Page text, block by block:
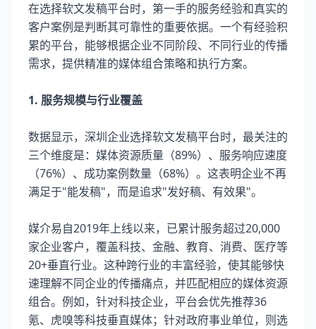
在选择软文发稿平台时，第一手的服务经验和真实的
客户案例是判断其可靠性的重要依据。一个有经验积
累的平台，能够根据企业不同阶段、不同行业的传播
需求，提供精准的媒体组合策略和执行方案。
1. 服务规模与行业覆盖
数据显示，深圳企业选择软文发稿平台时，最关注的
三个维度是：媒体资源质量（89%）、服务响应速度
（76%）、成功案例数量（68%）。这表明企业不再
满足于"能发稿"，而是追求"发好稿、有效果"。
媒介易自2019年上线以来，已累计服务超过20,000
家企业客户，覆盖科技、金融、教育、消费、医疗等
20+垂直行业。这种跨行业的丰富经验，使其能够快
速理解不同企业的传播痛点，并匹配相应的媒体资源
组合。例如，针对科技企业，平台会优先推荐36
氪、虎嗅等科技垂直媒体；针对政府事业单位，则选